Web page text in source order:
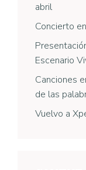
abril
Concierto
Escenario
Canciones
de las
Vuelvo a